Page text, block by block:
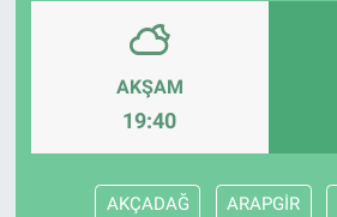
AKŞAM
19:40
AKÇADAĞ ARAPGİR